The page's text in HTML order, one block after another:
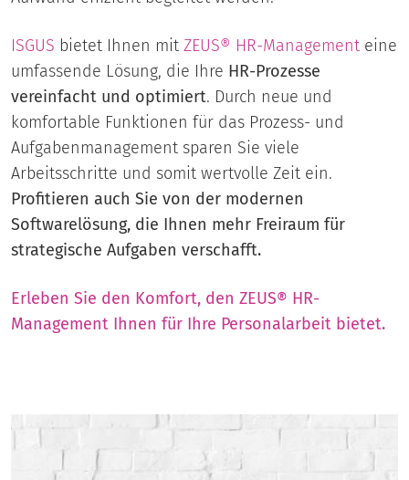
ISGUS bietet Ihnen mit ZEUS® HR-Management eine
umfassende Lösung, die Ihre HR-Prozesse
vereinfacht und optimiert. Durch neue und
komfortable Funktionen für das Prozess- und
Aufgabenmanagement sparen Sie viele
Arbeitsschritte und somit wertvolle Zeit ein.
Profitieren auch Sie von der modernen
Softwarelösung, die Ihnen mehr Freiraum für
strategische Aufgaben verschafft.
Erleben Sie den Komfort, den ZEUS® HR-
Management Ihnen für Ihre Personalarbeit bietet.